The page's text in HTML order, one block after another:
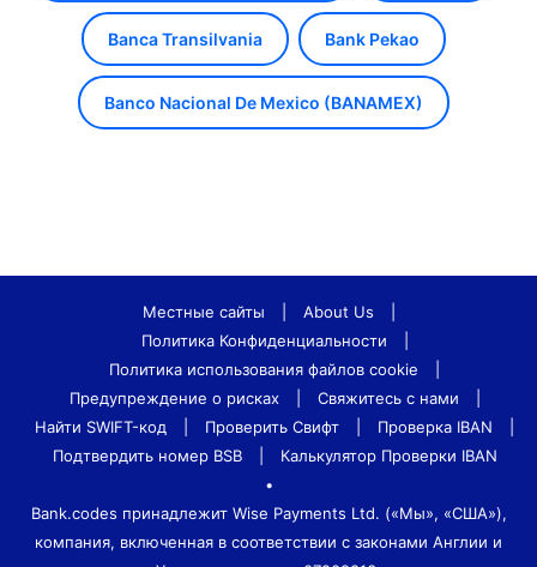
Banca Transilvania Bank Pekao
Banco Nacional De Mexico (BANAMEX)
Местные сайты About Us
Политика Конфиденциальности
Политика использования файлов cookie
Предупреждение о рисках
Свяжитесь с нами
Найти SWIFT-код
Проверить Свифт Проверка IBAN
Подтвердить номер BSB
Калькулятор Проверки IBAN
•
Bank.codes принадлежит Wise Payments Ltd. («Мы», «США»),
компания, включенная в соответствии с законами Англии и